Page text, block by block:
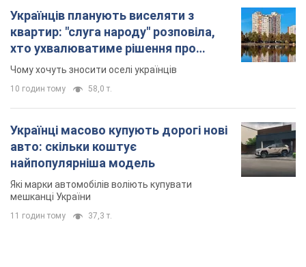
Українців планують виселяти з
квартир: "слуга народу" розповіла,
хто ухвалюватиме рішення про
знесення будинків
Чому хочуть зносити оселі українців
10 годин тому 58,0 т.
Українці масово купують дорогі нові
авто: скільки коштує
найпопулярніша модель
Які марки автомобілів воліють купувати
мешканці України
11 годин тому 37,3 т.